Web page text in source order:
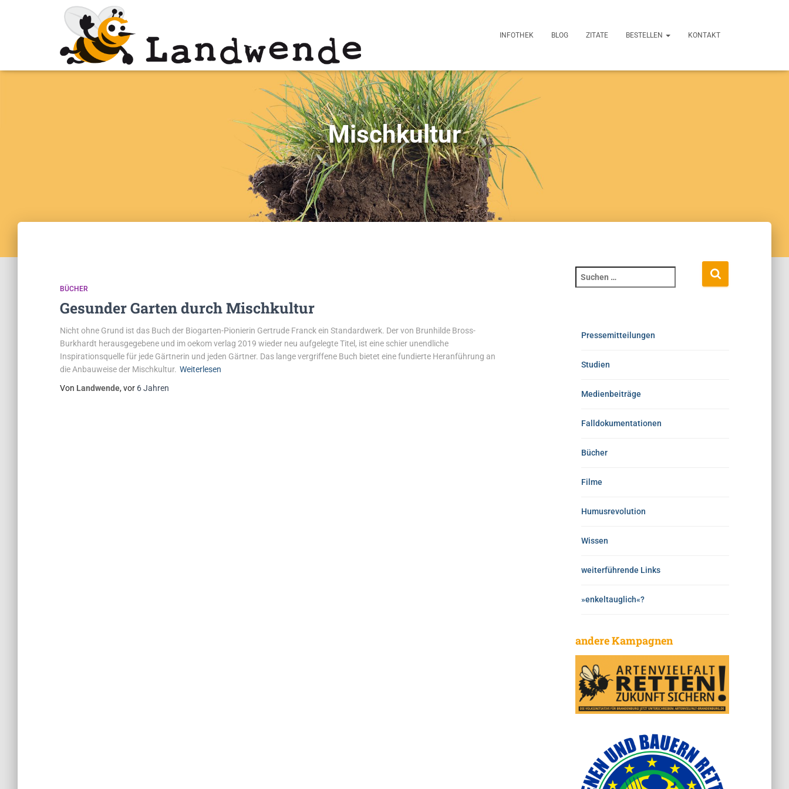
INFOTHEK BLOG ZITATE BESTELLEN KONTAKT
Mischkultur
BÜCHER
Gesunder Garten durch Mischkultur
Nicht ohne Grund ist das Buch der Biogarten-Pionierin Gertrude Franck ein Standardwerk. Der von Brunhilde Bross-
Burkhardt herausgegebene und im oekom verlag 2019 wieder neu aufgelegte Titel, ist eine schier unendliche
Inspirationsquelle für jede Gärtnerin und jeden Gärtner. Das lange vergriffene Buch bietet eine fundierte Heranführung an
die Anbauweise der Mischkultur. Weiterlesen
Von Landwende, vor 6 Jahren
Pressemitteilungen
Studien
Medienbeiträge
Falldokumentationen
Bücher
Filme
Humusrevolution
Wissen
weiterführende Links
»enkeltauglich«?
andere Kampagnen